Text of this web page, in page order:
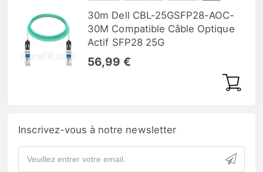
30m Dell CBL-25GSFP28-AOC-
30M Compatible Câble Optique
Actif SFP28 25G
56,99 €
Inscrivez-vous à notre newsletter